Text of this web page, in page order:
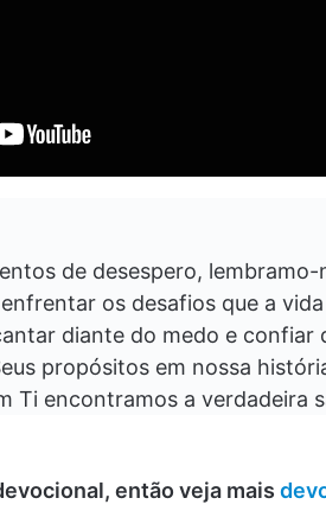
de desespero,
os desafios que a
diante do medo e confiar
propósitos em nossa
Ti encontramos a verdadeira
então veja mais